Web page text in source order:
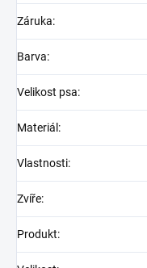
Záruka:
Barva:
Velikost psa:
Materiál :
Vlastnosti:
Zvíře:
Produkt: